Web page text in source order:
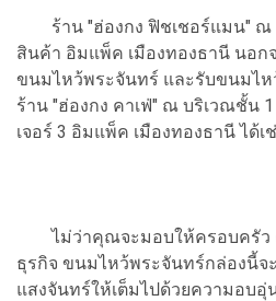
ร้าน "ฮ่องกง ฟิชเชอร์แมน" ณ
สินค้า อิมแพ็ค เมืองทองธานี นอก
ขนมไหว้พระจันทร์ และรับขนมไห
ร้าน "ฮ่องกง คาเฟ่" ณ บริเวณชั้น
เจอร์ 3 อิมแพ็ค เมืองทองธานี ได้เ
ไม่ว่าคุณจะมอบให้ครอบครัว
ธุรกิจ ขนมไหว้พระจันทร์กล่องนี้จ
แสงจันทร์ให้เต็มไปด้วยความอบอุ่